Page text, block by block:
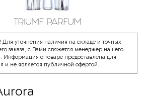
уточнения наличия на складе и точных
заказа, с Вами свяжется менеджер нашего
Информация о товаре предоставлена для
и не является публичной офертой.